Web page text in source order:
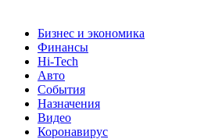
Бизнес и экономика
Финансы
Hi-Tech
Авто
События
Назначения
Видео
Коронавирус